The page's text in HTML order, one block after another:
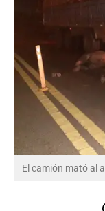
El camión mató al